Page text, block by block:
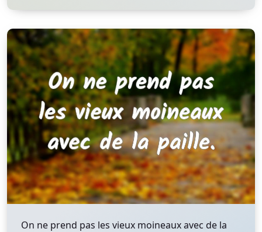
On ne prend pas les vieux moineaux avec de la